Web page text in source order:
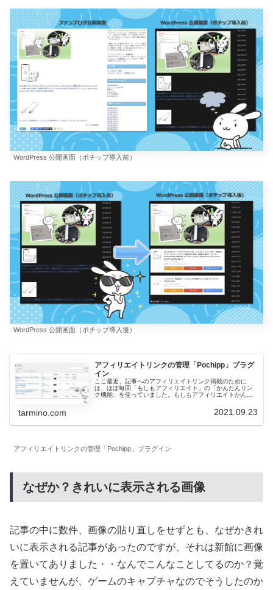
WordPress 公開画面（ポチップ導入前）
WordPress 公開画面（ポチップ導入後）
アフィリエイトリンクの管理「Pochipp」プラグ
イン
ここ最近、記事へのアフィリエイトリンク掲載のために
は、ほぼ毎回「もしもアフィリエイト」の「かんたんリン
ク機能」を使っていました。もしもアフィリエイトかんた
tarmino.com 2021.09.23
アフィリエイトリンクの管理「Pochipp」プラグイン
なぜか？きれいに表示される画像
記事の中に数件、画像の貼り直しをせずとも、なぜかきれ
いに表示される記事があったのですが、それは新館に画像
を置いてありました・・なんでこんなことしてるのか？覚
えていませんが、ゲームのキャプチャなのでそうしたのか